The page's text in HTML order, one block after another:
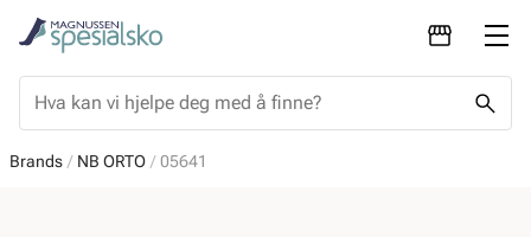
Brands NB ORTO 05641